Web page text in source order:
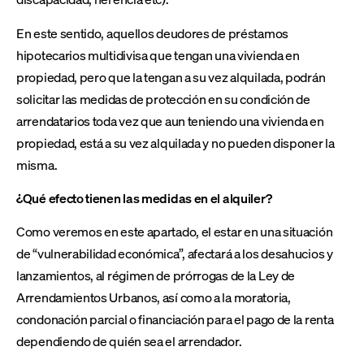
En este sentido, aquellos deudores de préstamos
hipotecarios multidivisa que tengan una vivienda en
propiedad, pero que la tengan a su vez alquilada, podrán
solicitar las medidas de protección en su condición de
arrendatarios toda vez que aun teniendo una vivienda en
propiedad, está a su vez alquilada y no pueden disponer la
misma.
¿Qué efecto tienen las medidas en el alquiler?
Como veremos en este apartado, el estar en una situación
de “vulnerabilidad económica”, afectará a los desahucios y
lanzamientos, al régimen de prórrogas de la Ley de
Arrendamientos Urbanos, así como a la moratoria,
condonación parcial o financiación para el pago de la renta
dependiendo de quién sea el arrendador.